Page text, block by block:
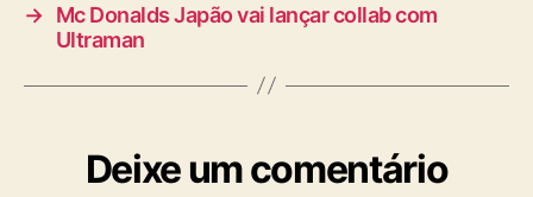
→ Mc Donalds Japão vai lançar collab com
Ultraman
Deixe um comentário